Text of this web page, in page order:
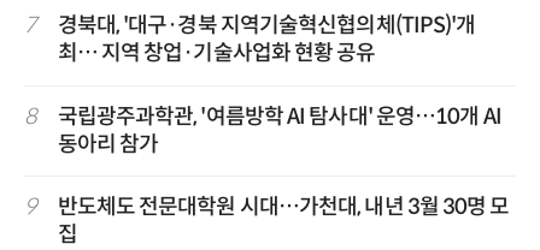
7
경북대, '대구·경북 지역기술혁신협의체(TIPS)'개
최… 지역 창업·기술사업화 현황 공유
8
국립광주과학관, '여름방학 AI 탐사대' 운영…10개 AI
동아리 참가
9
반도체도 전문대학원 시대…가천대, 내년 3월 30명 모
집